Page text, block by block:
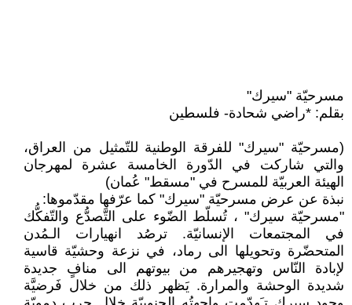
مسرحيّة "سيرك"
بقلم: *راضي شحادة- فلسطين
(مسرحيّة "سيرك" للفرقة الوطنية للتّمثيل من العراق،
والتي شاركت في الدّورة الخامسة عشرة لمهرجان
الهيئة العربيّة للمسرح في "مسقط" عُمان)
نبذة عن عرض مسرحيّة "سيرك" كما عرّفها مقدّموها:
"مسرحيّة سيرك" ، تُسلّط الضّوء على التَّصدُّع والتّفكُّك
في المجتمعات الإنسانيّة. ترصُد انهيارات الـمُدن
المتحضّرة وتحويلها الى رماد، في نزعة وحشيّة قاسية
لإبادة النّاس وتهجيرهم من بيوتهم الى منافٍ جديدة
شديدة الوحشة والمرارة. يَظهر ذلك من خلال فَرضيَّة